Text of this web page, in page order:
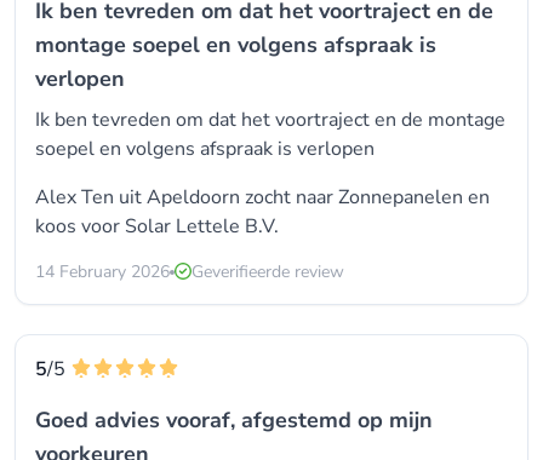
Ik ben tevreden om dat het voortraject en de
montage soepel en volgens afspraak is
verlopen
Ik ben tevreden om dat het voortraject en de montage
soepel en volgens afspraak is verlopen
Alex Ten uit Apeldoorn zocht naar Zonnepanelen en
koos voor Solar Lettele B.V.
14 February 2026 Geverifieerde review
5/5
Goed advies vooraf, afgestemd op mijn
voorkeuren